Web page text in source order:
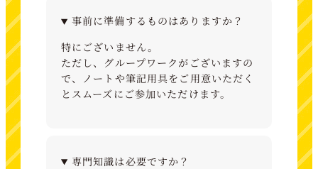
事前に準備するものはありますか？
特にございません。
ただし、グループワークがございますの
で、ノートや筆記用具をご用意いただく
とスムーズにご参加いただけます。
専門知識は必要ですか？